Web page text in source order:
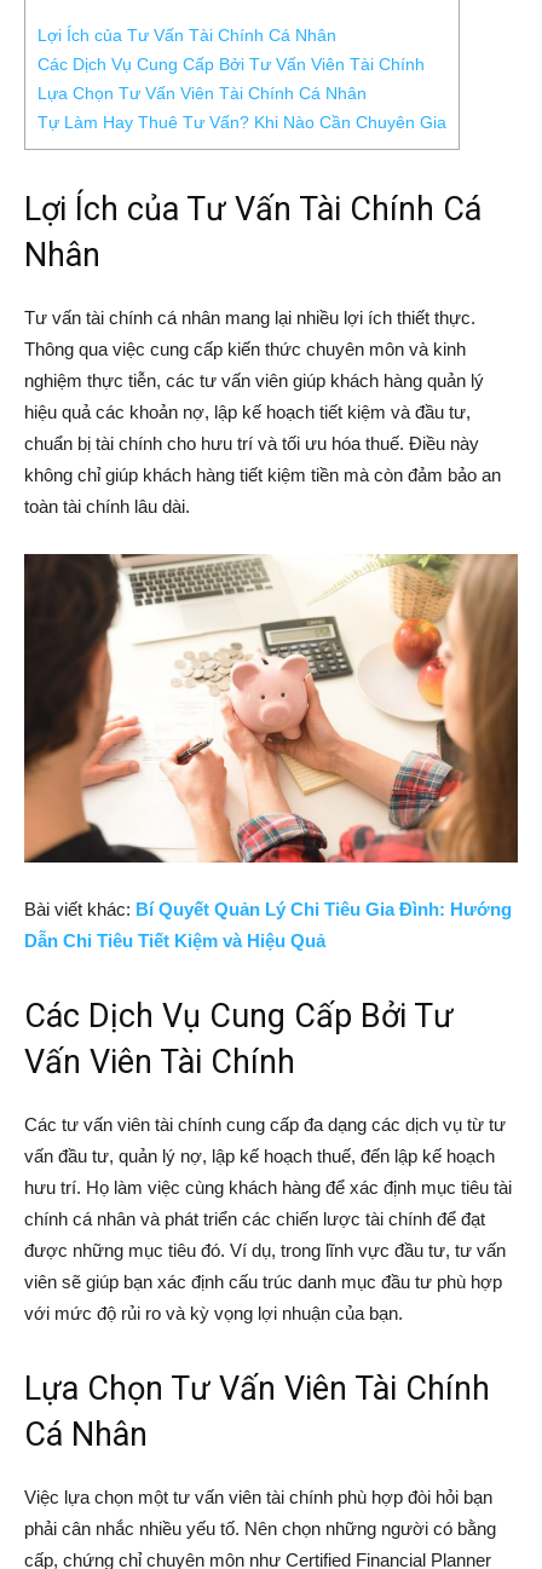
Lợi Ích của Tư Vấn Tài Chính Cá Nhân
Các Dịch Vụ Cung Cấp Bởi Tư Vấn Viên Tài Chính
Lựa Chọn Tư Vấn Viên Tài Chính Cá Nhân
Tự Làm Hay Thuê Tư Vấn? Khi Nào Cần Chuyên Gia
Lợi Ích của Tư Vấn Tài Chính Cá
Nhân
Tư vấn tài chính cá nhân mang lại nhiều lợi ích thiết thực.
Thông qua việc cung cấp kiến thức chuyên môn và kinh
nghiệm thực tiễn, các tư vấn viên giúp khách hàng quản lý
hiệu quả các khoản nợ, lập kế hoạch tiết kiệm và đầu tư,
chuẩn bị tài chính cho hưu trí và tối ưu hóa thuế. Điều này
không chỉ giúp khách hàng tiết kiệm tiền mà còn đảm bảo an
toàn tài chính lâu dài.
Bài viết khác: Bí Quyết Quản Lý Chi Tiêu Gia Đình: Hướng
Dẫn Chi Tiêu Tiết Kiệm và Hiệu Quả
Các Dịch Vụ Cung Cấp Bởi Tư
Vấn Viên Tài Chính
Các tư vấn viên tài chính cung cấp đa dạng các dịch vụ từ tư
vấn đầu tư, quản lý nợ, lập kế hoạch thuế, đến lập kế hoạch
hưu trí. Họ làm việc cùng khách hàng để xác định mục tiêu tài
chính cá nhân và phát triển các chiến lược tài chính để đạt
được những mục tiêu đó. Ví dụ, trong lĩnh vực đầu tư, tư vấn
viên sẽ giúp bạn xác định cấu trúc danh mục đầu tư phù hợp
với mức độ rủi ro và kỳ vọng lợi nhuận của bạn.
Lựa Chọn Tư Vấn Viên Tài Chính
Cá Nhân
Việc lựa chọn một tư vấn viên tài chính phù hợp đòi hỏi bạn
phải cân nhắc nhiều yếu tố. Nên chọn những người có bằng
cấp, chứng chỉ chuyên môn như Certified Financial Planner